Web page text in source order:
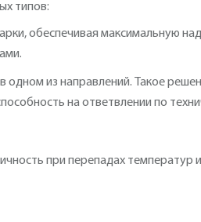
типов:
обеспечивая максимальную
одном из направлений. Такое
на ответвлении по
при перепадах температур